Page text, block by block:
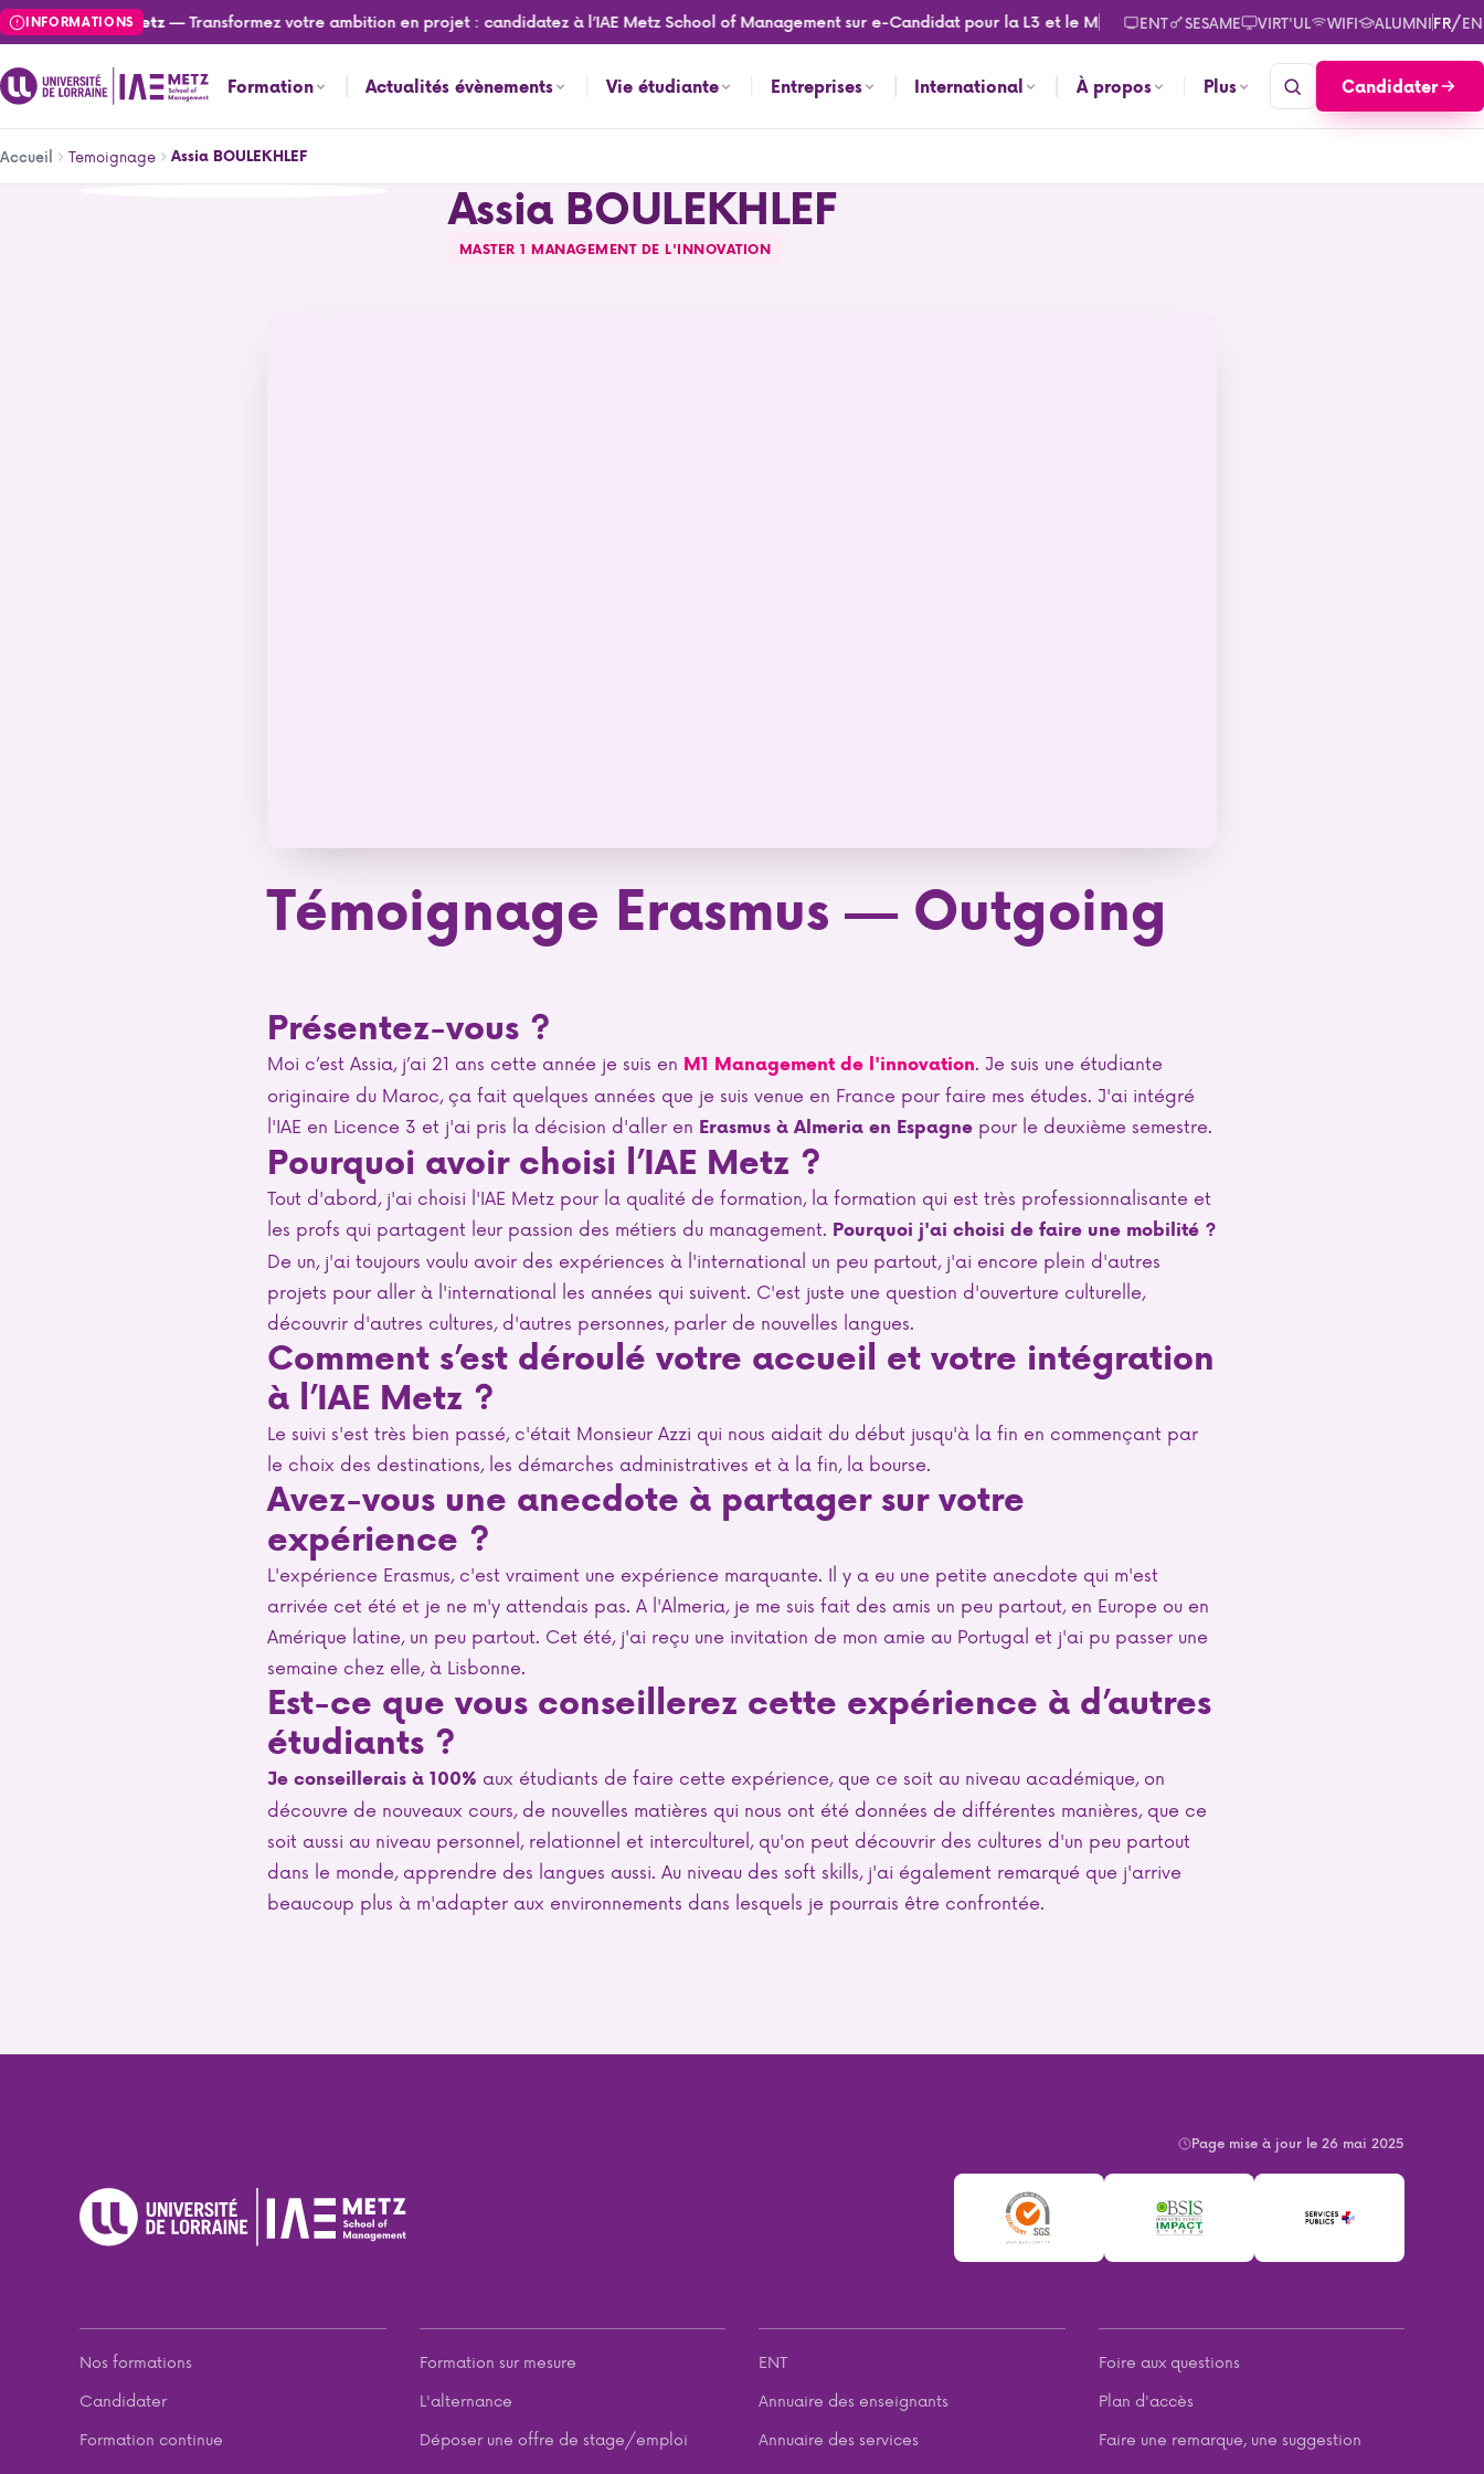
Aller
au
contenu
principal
INFORMATIONS
de l'IAE Metz— Transformez votre ambition en projet : candidatez à l’IAE Metz School of Management sur e-Candidat pour la L3 et le M2. Consultez les calendriers des rentrées pour
ENT SESAME VIRT'UL WIFI ALUMNIFR/EN
Formation Actualités évènements Vie étudiante Entreprises International À propos Plus Candidater
d'Ariane
Accueil Temoignage Assia BOULEKHLEF
Assia BOULEKHLEF
MASTER 1 MANAGEMENT DE L'INNOVATION
Témoignage Erasmus — Outgoing
Présentez-vous ?
Moi c’est Assia, j’ai 21 ans cette année je suis en M1 Management de l'innovation. Je suis une étudiante
originaire du Maroc, ça fait quelques années que je suis venue en France pour faire mes études. J'ai intégré
l'IAE en Licence 3 et j'ai pris la décision d'aller en Erasmus à Almeria en Espagne pour le deuxième semestre.
Pourquoi avoir choisi l’IAE Metz ?
Tout d'abord, j'ai choisi l'IAE Metz pour la qualité de formation, la formation qui est très professionnalisante et
les profs qui partagent leur passion des métiers du management. Pourquoi j'ai choisi de faire une mobilité ?
De un, j'ai toujours voulu avoir des expériences à l'international un peu partout, j'ai encore plein d'autres
projets pour aller à l'international les années qui suivent. C'est juste une question d'ouverture culturelle,
découvrir d'autres cultures, d'autres personnes, parler de nouvelles langues.
Comment s’est déroulé votre accueil et votre intégration
à l’IAE Metz ?
Le suivi s'est très bien passé, c'était Monsieur Azzi qui nous aidait du début jusqu'à la fin en commençant par
le choix des destinations, les démarches administratives et à la fin, la bourse.
Avez-vous une anecdote à partager sur votre
expérience ?
L'expérience Erasmus, c'est vraiment une expérience marquante. Il y a eu une petite anecdote qui m'est
arrivée cet été et je ne m'y attendais pas. A l'Almeria, je me suis fait des amis un peu partout, en Europe ou en
Amérique latine, un peu partout. Cet été, j'ai reçu une invitation de mon amie au Portugal et j'ai pu passer une
semaine chez elle, à Lisbonne.
Est-ce que vous conseillerez cette expérience à d’autres
étudiants ?
Je conseillerais à 100% aux étudiants de faire cette expérience, que ce soit au niveau académique, on
découvre de nouveaux cours, de nouvelles matières qui nous ont été données de différentes manières, que ce
soit aussi au niveau personnel, relationnel et interculturel, qu'on peut découvrir des cultures d'un peu partout
dans le monde, apprendre des langues aussi. Au niveau des soft skills, j'ai également remarqué que j'arrive
beaucoup plus à m'adapter aux environnements dans lesquels je pourrais être confrontée.
Page mise à jour le 26 mai 2025
Nos formations
Candidater
Formation continue
Formation sur mesure
L'alternance
Déposer une offre de stage/emploi
ENT
Annuaire des enseignants
Annuaire des services
Foire aux questions
Plan d'accès
Faire une remarque, une suggestion